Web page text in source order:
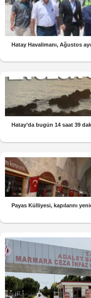
Hatay Havalimanı, Ağustos
Hatay’da bugün 14 saat 39
Payas Külliyesi, kapılarını